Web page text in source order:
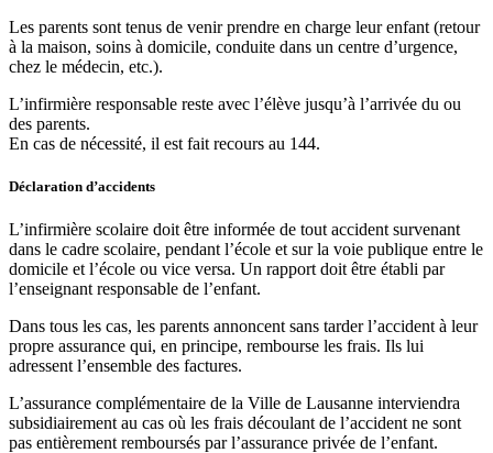
Les parents sont tenus de venir prendre en charge leur enfant (retour
à la maison, soins à domicile, conduite dans un centre d’urgence,
chez le médecin, etc.).
L’infirmière responsable reste avec l’élève jusqu’à l’arrivée du ou
des parents.
En cas de nécessité, il est fait recours au 144.
Déclaration d’accidents
L’infirmière scolaire doit être informée de tout accident survenant
dans le cadre scolaire, pendant l’école et sur la voie publique entre le
domicile et l’école ou vice versa. Un rapport doit être établi par
l’enseignant responsable de l’enfant.
Dans tous les cas, les parents annoncent sans tarder l’accident à leur
propre assurance qui, en principe, rembourse les frais. Ils lui
adressent l’ensemble des factures.
L’assurance complémentaire de la Ville de Lausanne interviendra
subsidiairement au cas où les frais découlant de l’accident ne sont
pas entièrement remboursés par l’assurance privée de l’enfant.